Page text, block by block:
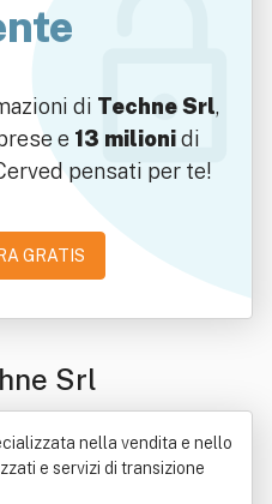
di Techne Srl,
e 13 milionidi
pensati per te!
GRATIS
Srl
nella vendita e nello
e servizi di transizione